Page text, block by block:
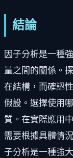
結論
因子分析是一種
量之間的關係。
在結構，而確認
假設。選擇使用
質。在實際應用
需要根據具體情
子分析是一種強